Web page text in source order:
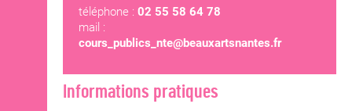
téléphone : 02 55 58 64 78
mail :
cours_publics_nte@beauxartsnantes.fr
Informations pratiques